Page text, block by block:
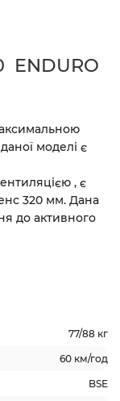
ENDURO
моделі є
, є
320 мм. Дана
до активного
77/88 кг
60 км/год
BSE